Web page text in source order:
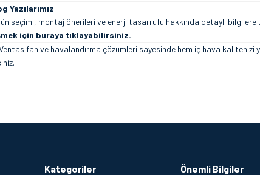
seçimi, montaj önerileri ve enerji tasarrufu hakkında detaylı bilgilere
için buraya tıklayabilirsiniz.
fan ve havalandırma çözümleri sayesinde hem iç hava
Kategoriler Önemli Bilgiler